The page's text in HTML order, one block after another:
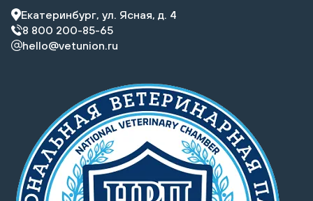
Екатеринбург, ул. Ясная, д. 4
8 800 200-85-65
hello@vetunion.ru